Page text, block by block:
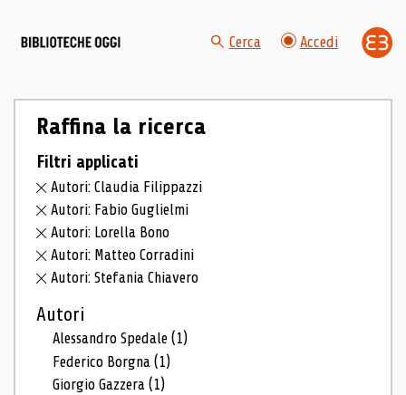
Cerca Accedi
Raffina la ricerca
Filtri applicati
Autori: Claudia Filippazzi
Autori: Fabio Guglielmi
Autori: Lorella Bono
Autori: Matteo Corradini
Autori: Stefania Chiavero
Autori
Alessandro Spedale(1)
Federico Borgna(1)
Giorgio Gazzera(1)